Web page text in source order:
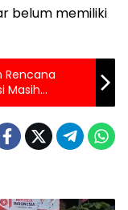
belum memiliki
Rencana
Masih